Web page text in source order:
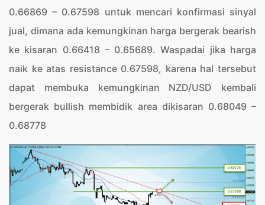
0.66869 – 0.67598 untuk mencari konfirmasi sinyal
jual, dimana ada kemungkinan harga bergerak bearish
ke kisaran 0.66418 – 0.65689. Waspadai jika harga
naik ke atas resistance 0.67598, karena hal tersebut
dapat membuka kemungkinan NZD/USD kembali
bergerak bullish membidik area dikisaran 0.68049 –
0.68778